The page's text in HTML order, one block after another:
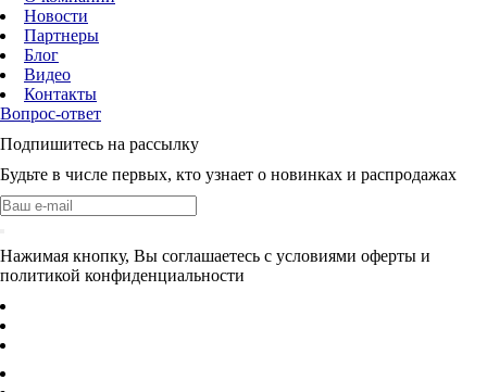
Новости
Партнеры
Блог
Видео
Контакты
Вопрос-ответ
Подпишитесь на рассылку
Будьте в числе первых, кто узнает о новинках и распродажах
Нажимая кнопку, Вы соглашаетесь с условиями оферты и
политикой конфиденциальности